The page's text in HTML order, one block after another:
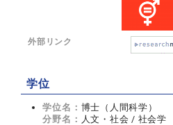
外部リンク
学位
学位名： 博士（人間科学）
分野名： 人文・社会 / 社会学